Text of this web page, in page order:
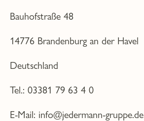
Bauhofstraße 48
14776 Brandenburg an der Havel
Deutschland
Tel.: 03381 79 63 4 0
E-Mail: info@jedermann-gruppe.de